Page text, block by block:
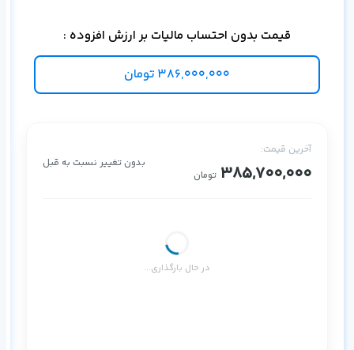
قیمت بدون احتساب مالیات بر ارزش افزوده :
386,000,000 تومان
آخرین قیمت:
385,700,000 تومان
بدون تغییر نسبت به قبل
در حال بارگذاری...